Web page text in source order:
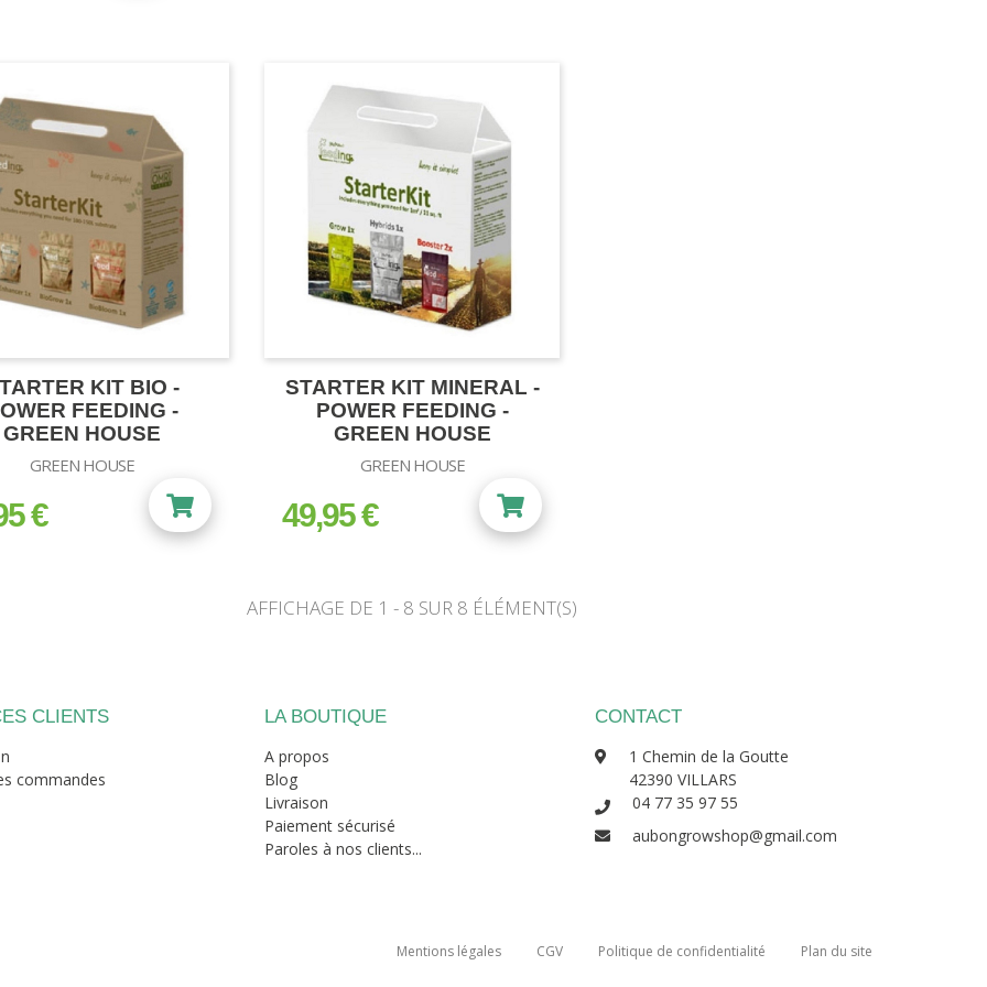
KIT BIO -
FEEDING -
GREEN HOUSE
GREEN HOUSE
€
STARTER KIT MINERAL -
POWER FEEDING -
GREEN HOUSE
GREEN HOUSE
prix
49,95 €
AFFICHAGE DE 1 - 8 SUR 8 ÉLÉMENT(S)
CLIENTS
commandes
LA BOUTIQUE
A propos
Blog
Livraison
Paiement sécurisé
Paroles à nos clients...
CONTACT
1 Chemin de la Goutte
42390 VILLARS
04 77 35 97 55
aubongrowshop@gmail.com
Mentions légales CGV Politique de confidentialité Plan du site